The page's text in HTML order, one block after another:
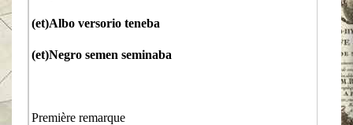
(et)Albo versorio teneba
(et)Negro semen seminaba
Première remarque